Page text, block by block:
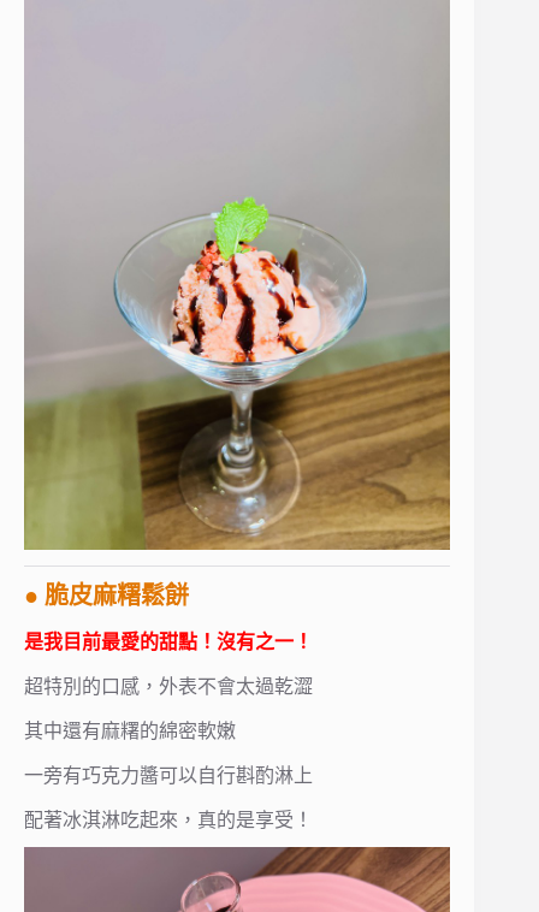
● 脆皮麻糬鬆餅
是我目前最愛的甜點！沒有之一！
超特別的口感，外表不會太過乾澀
其中還有麻糬的綿密軟嫩
一旁有巧克力醬可以自行斟酌淋上
配著冰淇淋吃起來，真的是享受！